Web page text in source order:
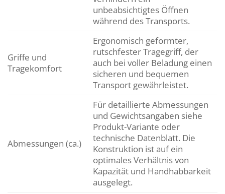
unbeabsichtigtes Öffnen
während des Transports.
Griffe und
Tragekomfort
Ergonomisch geformter,
rutschfester Tragegriff, der
auch bei voller Beladung einen
sicheren und bequemen
Transport gewährleistet.
Abmessungen (ca.)
Für detaillierte Abmessungen
und Gewichtsangaben siehe
Produkt-Variante oder
technische Datenblatt. Die
Konstruktion ist auf ein
optimales Verhältnis von
Kapazität und Handhabbarkeit
ausgelegt.